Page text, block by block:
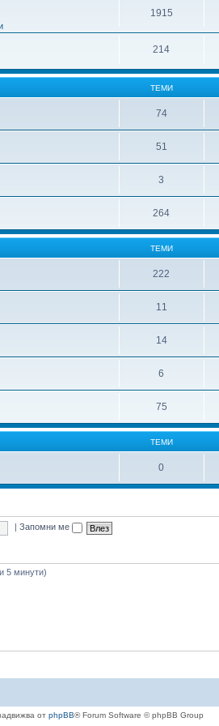
1915
214
ТЕМИ
74
51
3
264
ТЕМИ
222
11
14
6
75
ТЕМИ
0
|Запомни ме
5 минути)
от phpBB® Forum Software © phpBB Group